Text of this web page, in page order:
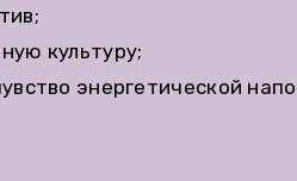
культуру;
энергетической